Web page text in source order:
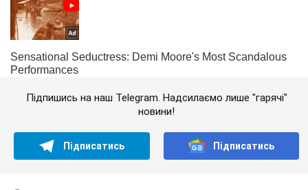
Підпишись на наш Telegram. Надсилаємо лише "гарячі"
новини!
Підписатись Підписатись